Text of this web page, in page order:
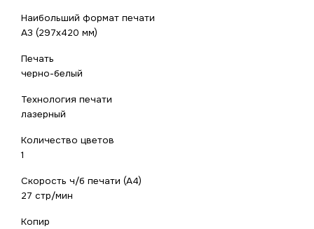
Наибольший формат печати
A3 (297x420 мм)
Печать
черно-белый
Технология печати
лазерный
Количество цветов
1
Скорость ч/б печати (А4)
27 стр/мин
Копир